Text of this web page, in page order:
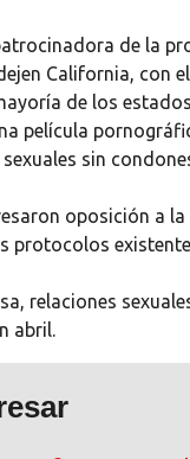
de la
California, con
de los
película
sin
oposición a
protocolos
relaciones
abril.